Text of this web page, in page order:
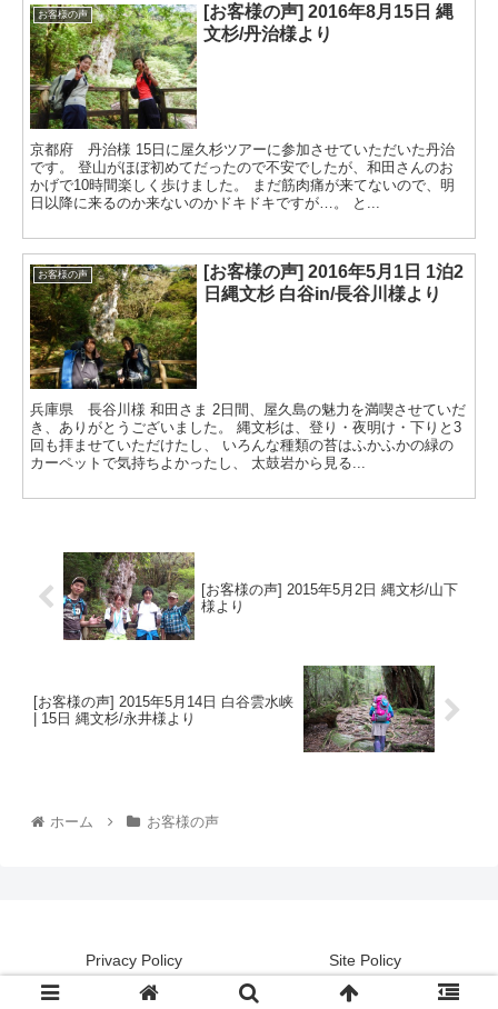
お客様の声
[お客様の声] 2016年8月15日 縄
文杉/丹治様より
京都府 丹治様 15日に屋久杉ツアーに参加させていただいた丹治
です。 登山がほぼ初めてだったので不安でしたが、和田さんのお
かげで10時間楽しく歩けました。 まだ筋肉痛が来てないので、明
日以降に来るのか来ないのかドキドキですが…。 と...
お客様の声
[お客様の声] 2016年5月1日 1泊2
日縄文杉 白谷in/長谷川様より
兵庫県 長谷川様 和田さま 2日間、屋久島の魅力を満喫させていだ
き、ありがとうございました。 縄文杉は、登り・夜明け・下りと3
回も拝ませていただけたし、 いろんな種類の苔はふかふかの緑の
カーペットで気持ちよかったし、 太鼓岩から見る...
[お客様の声] 2015年5月2日 縄文杉/山下
様より
[お客様の声] 2015年5月14日 白谷雲水峡
| 15日 縄文杉/永井様より
ホーム お客様の声
Privacy Policy Site Policy
© 2008 LUFF-UP TOUR blog.